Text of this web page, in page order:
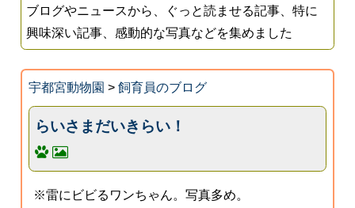
ブログやニュースから、ぐっと読ませる記事、特に
興味深い記事、感動的な写真などを集めました
宇都宮動物園 > 飼育員のブログ
らいさまだいきらい！
※雷にビビるワンちゃん。写真多め。